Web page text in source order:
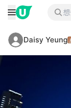
Daisy Yeung